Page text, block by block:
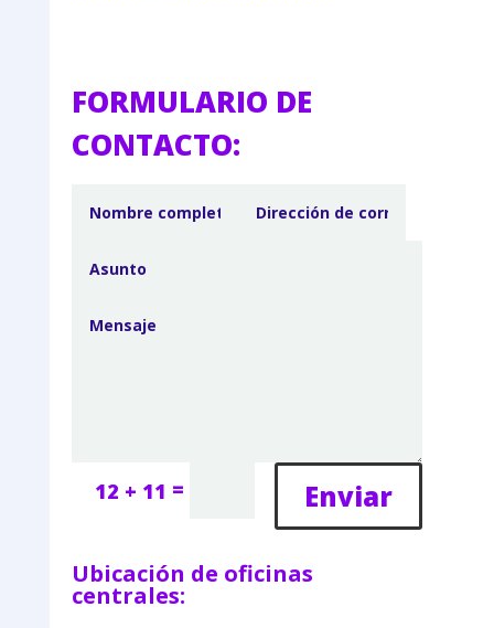
FORMULARIO DE
CONTACTO:
12 + 11 = Enviar
Ubicación de oficinas
centrales: